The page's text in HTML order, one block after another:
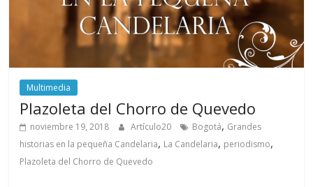
Multimedia
Plazoleta del Chorro de Quevedo
noviembre 19, 2018 Artículo20 Bogotá, Grandes
historias en la pequeña Candelaria, La Candelaria, periodismo,
Plazoleta del Chorro de Quevedo